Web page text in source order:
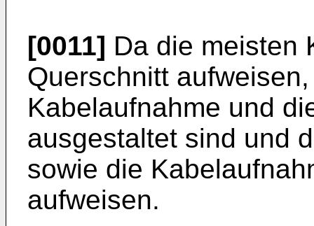
[0011] Da die meisten
Querschnitt
Kabelaufnahme und
ausgestaltet sind und
sowie die
aufweisen.